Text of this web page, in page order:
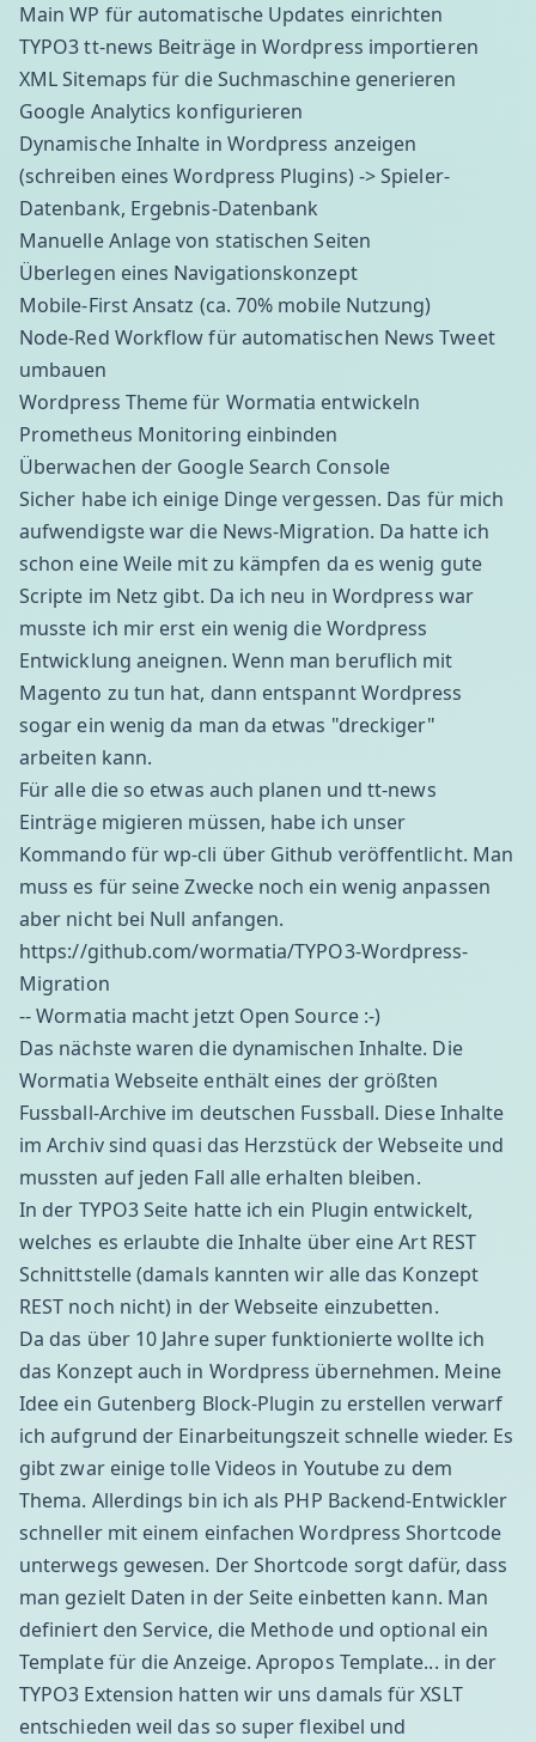
Main WP für automatische Updates einrichten
TYPO3tt-news Beiträge in Wordpress importieren
XML Sitemaps für die Suchmaschine generieren
Google Analytics konfigurieren
Dynamische Inhalte in Wordpress anzeigen
(schreiben eines Wordpress Plugins) -> Spieler-
Datenbank, Ergebnis-Datenbank
Manuelle Anlage von statischen Seiten
Überlegen eines Navigationskonzept
Mobile-First Ansatz (ca. 70% mobile Nutzung)
Node-Red Workflow für automatischen News Tweet
umbauen
Wordpress Theme für Wormatia entwickeln
Prometheus Monitoring einbinden
Überwachen der Google Search Console
Sicher habe ich einige Dinge vergessen. Das für mich
aufwendigste war die News-Migration. Da hatte ich
schon eine Weile mit zu kämpfen da es wenig gute
Scripte im Netz gibt. Da ich neu in Wordpress war
musste ich mir erst ein wenig die Wordpress
Entwicklung aneignen. Wenn man beruflich mit
Magento zu tun hat, dann entspannt Wordpress
sogar ein wenig da man da etwas "dreckiger"
arbeiten kann.
Für alle die so etwas auch planen und tt-news
Einträge migieren müssen, habe ich unser
Kommando fürwp-cli über Github veröffentlicht. Man
muss es für seine Zwecke noch ein wenig anpassen
aber nicht bei Null anfangen.
https://github.com/wormatia/TYPO3-Wordpress-
Migration
-- Wormatia macht jetzt Open Source :-)
Das nächste waren die dynamischen Inhalte. Die
Wormatia Webseite enthält eines der größten
Fussball-Archive im deutschen Fussball. Diese Inhalte
im Archiv sind quasi das Herzstück der Webseite und
mussten auf jeden Fall alle erhalten bleiben.
In der TYPO3 Seite hatte ich ein Plugin entwickelt,
welches es erlaubte die Inhalte über eine Art REST
Schnittstelle(damals kannten wir alle das Konzept
REST noch nicht) in der Webseite einzubetten.
Da das über 10 Jahre super funktionierte wollte ich
das Konzept auch in Wordpress übernehmen. Meine
Idee ein Gutenberg Block-Plugin zu erstellen verwarf
ich aufgrund der Einarbeitungszeit schnelle wieder. Es
gibt zwar einige tolle Videos in Youtube zu dem
Thema. Allerdings bin ich als PHP Backend-Entwickler
schneller mit einem einfachen Wordpress Shortcode
unterwegs gewesen. Der Shortcode sorgt dafür, dass
man gezielt Daten in der Seite einbetten kann. Man
definiert den Service, die Methode und optional ein
Template für die Anzeige. Apropos Template... in der
TYPO3 Extension hatten wir uns damals fürXSLT
entschieden weil das so super flexibel und